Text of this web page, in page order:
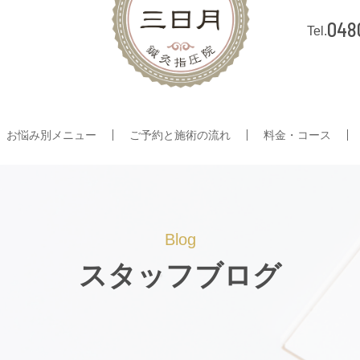
お悩み別メニュー ご予約と施術の流れ 料金・コース
Blog
スタッフブログ